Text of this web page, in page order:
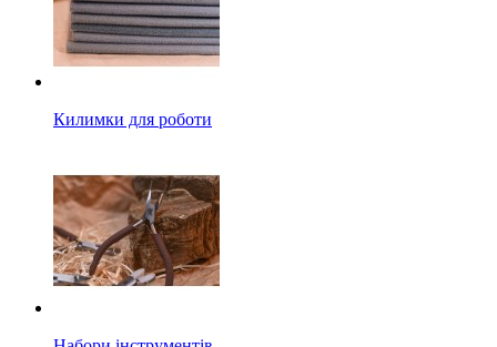
Килимки для роботи